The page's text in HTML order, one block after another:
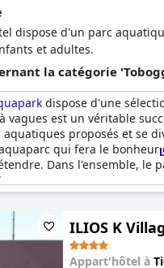
dispose d'un parc
et adultes.
la catégorie
dispose d'une
vagues est un véritable
proposés et se
qui fera le
Dans l'ensemble, le
ILIOS K
Appart'hôtel à